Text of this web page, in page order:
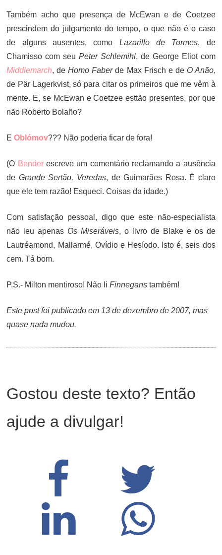
Também acho que presença de McEwan e de Coetzee
prescindem do julgamento do tempo, o que não é o caso
de alguns ausentes, como Lazarillo de Tormes, de
Chamisso com seuPeter Schlemihl, de George Eliot com
Middlemarch, deHomo Faberde Max Frisch e de O Anão,
de Pär Lagerkvist, só para citar os primeiros que me vêm à
mente. E, se McEwan e Coetzee esttão presentes, por que
não Roberto Bolaño?
EOblómov??? Não poderia ficar de fora!
(O Benderescreve um comentário reclamando a ausência
de Grande Sertão, Veredas, de Guimarães Rosa. É claro
que ele tem razão! Esqueci. Coisas da idade.)
Com satisfação pessoal, digo que este não-especialista
não leu apenas Os Miseráveis, o livro de Blake e os de
Lautréamond, Mallarmé, Ovídio e Hesíodo. Isto é, seis dos
cem. Tá bom.
P.S.- Milton mentiroso! Não liFinnegans também!
Este post foi publicado em 13 de dezembro de 2007, mas
quase nada mudou.
Gostou deste texto? Então
ajude a divulgar!